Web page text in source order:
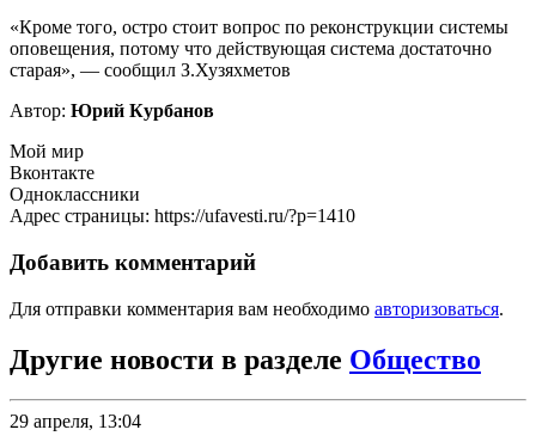
«Кроме того, остро стоит вопрос по реконструкции системы
оповещения, потому что действующая система достаточно
старая», — сообщил З.Хузяхметов
Автор: Юрий Курбанов
Мой мир
Вконтакте
Одноклассники
Адрес страницы: https://ufavesti.ru/?p=1410
Добавить комментарий
Для отправки комментария вам необходимо авторизоваться.
Другие новости в разделе Общество
29 апреля, 13:04